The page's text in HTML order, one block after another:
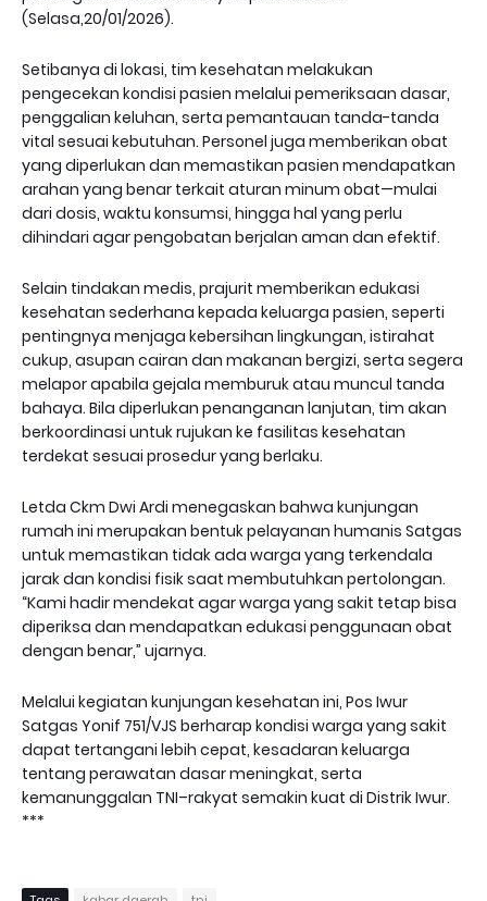
(Selasa,20/01/2026).
Setibanya di lokasi, tim kesehatan melakukan
pengecekan kondisi pasien melalui pemeriksaan dasar,
penggalian keluhan, serta pemantauan tanda-tanda
vital sesuai kebutuhan. Personel juga memberikan obat
yang diperlukan dan memastikan pasien mendapatkan
arahan yang benar terkait aturan minum obat—mulai
dari dosis, waktu konsumsi, hingga hal yang perlu
dihindari agar pengobatan berjalan aman dan efektif.
Selain tindakan medis, prajurit memberikan edukasi
kesehatan sederhana kepada keluarga pasien, seperti
pentingnya menjaga kebersihan lingkungan, istirahat
cukup, asupan cairan dan makanan bergizi, serta segera
melapor apabila gejala memburuk atau muncul tanda
bahaya. Bila diperlukan penanganan lanjutan, tim akan
berkoordinasi untuk rujukan ke fasilitas kesehatan
terdekat sesuai prosedur yang berlaku.
Letda Ckm Dwi Ardi menegaskan bahwa kunjungan
rumah ini merupakan bentuk pelayanan humanis Satgas
untuk memastikan tidak ada warga yang terkendala
jarak dan kondisi fisik saat membutuhkan pertolongan.
“Kami hadir mendekat agar warga yang sakit tetap bisa
diperiksa dan mendapatkan edukasi penggunaan obat
dengan benar,” ujarnya.
Melalui kegiatan kunjungan kesehatan ini, Pos Iwur
Satgas Yonif 751/VJS berharap kondisi warga yang sakit
dapat tertangani lebih cepat, kesadaran keluarga
tentang perawatan dasar meningkat, serta
kemanunggalan TNI–rakyat semakin kuat di Distrik Iwur.
***